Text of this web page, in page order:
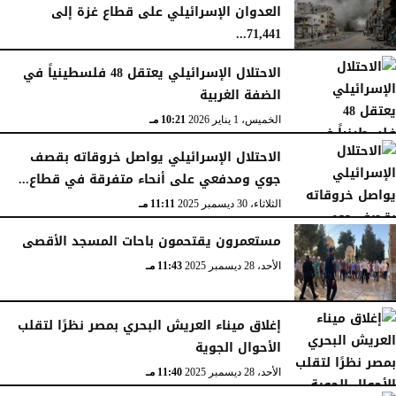
العدوان الإسرائيلي على قطاع غزة إلى
71,441...
الجمعة، 16 يناير 2026
الاحتلال الإسرائيلي يعتقل 48 فلسطينياً في
الضفة الغربية
الخميس، 1 يناير 2026 10:21 مـ
الاحتلال الإسرائيلي يواصل خروقاته بقصف
جوي ومدفعي على أنحاء متفرقة في قطاع...
الثلاثاء، 30 ديسمبر 2025 11:11 مـ
مستعمرون يقتحمون باحات المسجد الأقصى
الأحد، 28 ديسمبر 2025 11:43 مـ
إغلاق ميناء العريش البحري بمصر نظرًا لتقلب
الأحوال الجوية
الأحد، 28 ديسمبر 2025 11:40 مـ